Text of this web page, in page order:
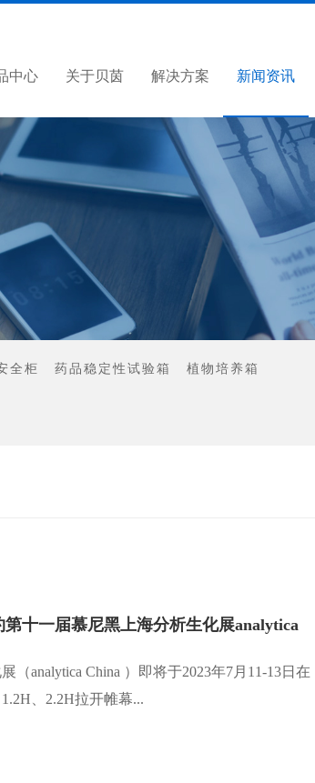
中心 关于贝茵 解决方案 新闻资讯
全柜 药品稳定性试验箱 植物培养箱
十一届慕尼黑上海分析生化展analytica
（analytica China ）即将于2023年7月11-13日在
、2.2H拉开帷幕...